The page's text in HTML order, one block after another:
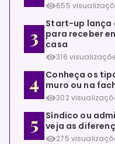
655
Start-up lança
para receber
casa
316
Conheça os
muro ou na
302
Síndico ou
veja as
275